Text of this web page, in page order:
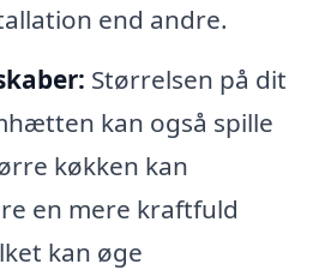
end andre.
Størrelsen på dit
kan også spille
køkken kan
en mere kraftfuld
kan øge